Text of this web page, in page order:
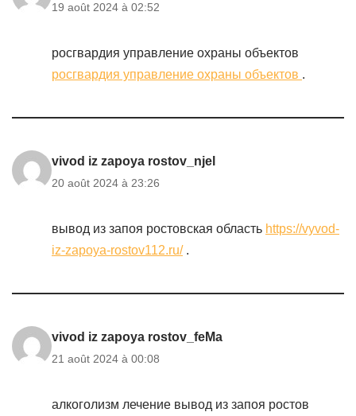
19 août 2024 à 02:52
росгвардия управление охраны объектов
росгвардия управление охраны объектов .
vivod iz zapoya rostov_njel
20 août 2024 à 23:26
вывод из запоя ростовская область https://vyvod-
iz-zapoya-rostov112.ru/.
vivod iz zapoya rostov_feMa
21 août 2024 à 00:08
алкоголизм лечение вывод из запоя ростов